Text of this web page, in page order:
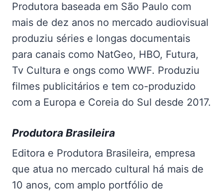
Produtora baseada em São Paulo com
mais de dez anos no mercado audiovisual
produziu séries e longas documentais
para canais como NatGeo, HBO, Futura,
Tv Cultura e ongs como WWF. Produziu
filmes publicitários e tem co-produzido
com a Europa e Coreia do Sul desde 2017.
Produtora Brasileira
Editora e Produtora Brasileira, empresa
que atua no mercado cultural há mais de
10 anos, com amplo portfólio de